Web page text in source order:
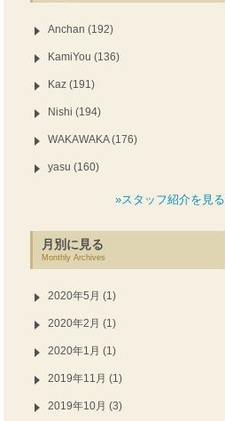
Anchan (192)
KamiYou (136)
Kaz (191)
Nishi (194)
WAKAWAKA (176)
yasu (160)
»スタッフ紹介を見る
月別に見る
Monthly Archives
2020年5月 (1)
2020年2月 (1)
2020年1月 (1)
2019年11月 (1)
2019年10月 (3)